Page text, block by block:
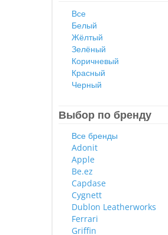
Все
Белый
Жёлтый
Зелёный
Коричневый
Красный
Черный
Выбор по бренду
Все бренды
Adonit
Apple
Be.ez
Capdase
Cygnett
Dublon Leatherworks
Ferrari
Griffin